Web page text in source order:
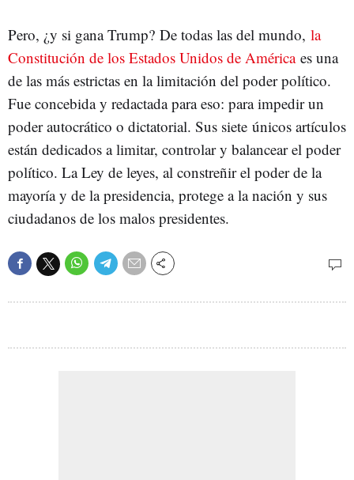
Pero, ¿y si gana Trump? De todas las del mundo, la
Constitución de los Estados Unidos de Américaes una
de las más estrictas en la limitación del poder político.
Fue concebida y redactada para eso: para impedir un
poder autocrático o dictatorial. Sus siete únicos artículos
están dedicados a limitar, controlar y balancear el poder
político. La Ley de leyes, al constreñir el poder de la
mayoría y de la presidencia, protege a la nación y sus
ciudadanos de los malos presidentes.